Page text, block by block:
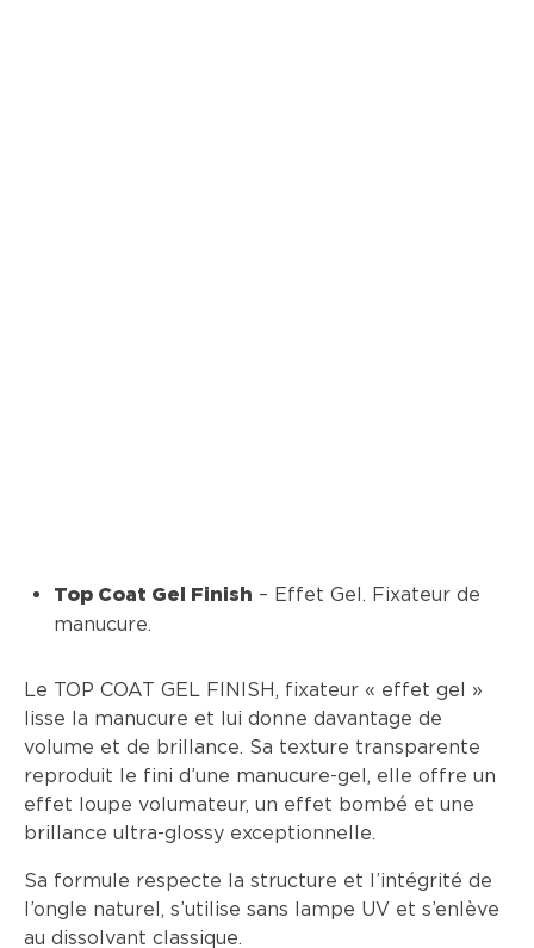
Top Coat Gel Finish – Effet Gel. Fixateur de
manucure.
Le TOP COAT GEL FINISH, fixateur « effet gel »
lisse la manucure et lui donne davantage de
volume et de brillance. Sa texture transparente
reproduit le fini d’une manucure-gel, elle offre un
effet loupe volumateur, un effet bombé et une
brillance ultra-glossy exceptionnelle.
Sa formule respecte la structure et l’intégrité de
l’ongle naturel, s’utilise sans lampe UV et s’enlève
au dissolvant classique.